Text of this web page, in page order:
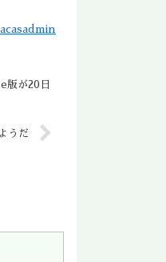
が20日
うだ